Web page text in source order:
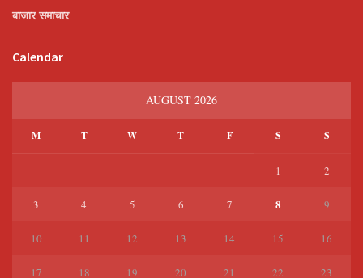
बाजार समाचार
Calendar
AUGUST 2026
M T W T F S S
1 2
3 4 5 6 7 8 9
10 11 12 13 14 15 16
17 18 19 20 21 22 23